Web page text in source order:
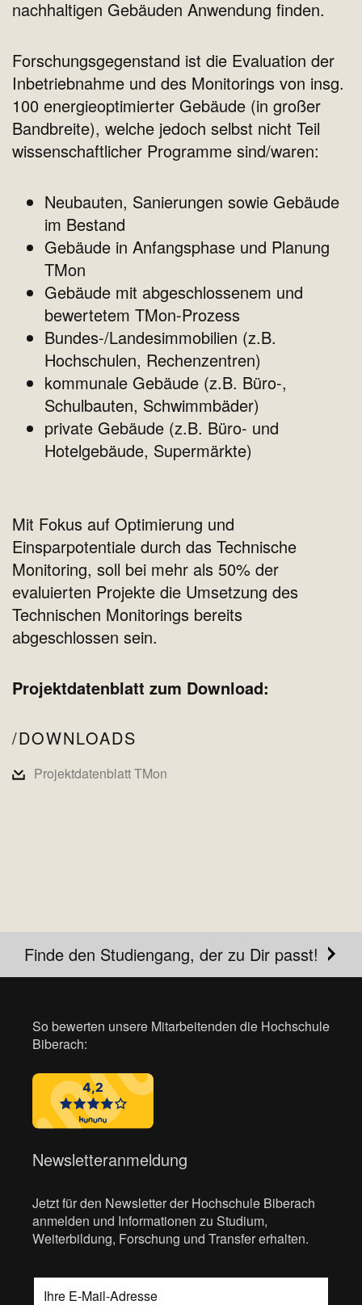
nachhaltigen Gebäuden Anwendung finden.
Forschungsgegenstand ist die Evaluation der
Inbetriebnahme und des Monitorings von insg.
100 energieoptimierter Gebäude (in großer
Bandbreite), welche jedoch selbst nicht Teil
wissenschaftlicher Programme sind/waren:
Neubauten, Sanierungen sowie Gebäude
im Bestand
Gebäude in Anfangsphase und Planung
TMon
Gebäude mit abgeschlossenem und
bewertetem TMon-Prozess
Bundes-/Landesimmobilien (z.B.
Hochschulen, Rechenzentren)
kommunale Gebäude (z.B. Büro-,
Schulbauten, Schwimmbäder)
private Gebäude (z.B. Büro- und
Hotelgebäude, Supermärkte)
Mit Fokus auf Optimierung und
Einsparpotentiale durch das Technische
Monitoring, soll bei mehr als 50% der
evaluierten Projekte die Umsetzung des
Technischen Monitorings bereits
abgeschlossen sein.
Projektdatenblatt zum Download:
DOWNLOADS
Projektdatenblatt TMon
Finde den Studiengang, der zu Dir passt!
So bewerten unsere Mitarbeitenden die Hochschule
Biberach:
Newsletteranmeldung
Jetzt für den Newsletter der Hochschule Biberach
anmelden und Informationen zu Studium,
Weiterbildung, Forschung und Transfer erhalten.